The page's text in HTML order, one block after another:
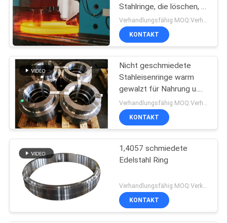
Stahlringe, die löschen, +
Wärmebehandlung
mildern
Verhandlungsfähig MOQ:Verhandelbar
KONTAKT
Nicht geschmiedete
Stahleisenringe warm
gewalzt für Nahrung u.
Getränk Indutry
Verhandlungsfähig MOQ:Verhandelbar
KONTAKT
1,4057 schmiedete
Edelstahl Ring
KONTAKT